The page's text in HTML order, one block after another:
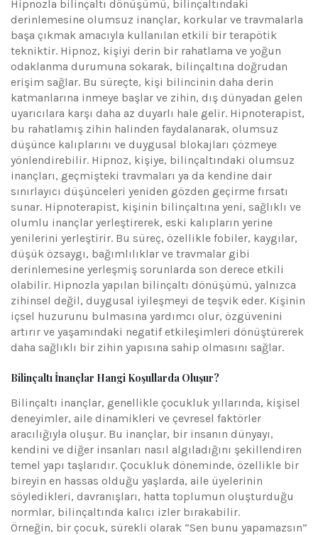
Hipnozla bilinçaltı dönüşümü, bilinçaltındaki
derinlemesine olumsuz inançlar, korkular ve travmalarla
başa çıkmak amacıyla kullanılan etkili bir terapötik
tekniktir. Hipnoz, kişiyi derin bir rahatlama ve yoğun
odaklanma durumuna sokarak, bilinçaltına doğrudan
erişim sağlar. Bu süreçte, kişi bilincinin daha derin
katmanlarına inmeye başlar ve zihin, dış dünyadan gelen
uyarıcılara karşı daha az duyarlı hale gelir. Hipnoterapist,
bu rahatlamış zihin halinden faydalanarak, olumsuz
düşünce kalıplarını ve duygusal blokajları çözmeye
yönlendirebilir. Hipnoz, kişiye, bilinçaltındaki olumsuz
inançları, geçmişteki travmaları ya da kendine dair
sınırlayıcı düşünceleri yeniden gözden geçirme fırsatı
sunar. Hipnoterapist, kişinin bilinçaltına yeni, sağlıklı ve
olumlu inançlar yerleştirerek, eski kalıpların yerine
yenilerini yerleştirir. Bu süreç, özellikle fobiler, kaygılar,
düşük özsaygı, bağımlılıklar ve travmalar gibi
derinlemesine yerleşmiş sorunlarda son derece etkili
olabilir. Hipnozla yapılan bilinçaltı dönüşümü, yalnızca
zihinsel değil, duygusal iyileşmeyi de teşvik eder. Kişinin
içsel huzurunu bulmasına yardımcı olur, özgüvenini
artırır ve yaşamındaki negatif etkileşimleri dönüştürerek
daha sağlıklı bir zihin yapısına sahip olmasını sağlar.
Bilinçaltı İnançlar Hangi Koşullarda Oluşur?
Bilinçaltı inançlar, genellikle çocukluk yıllarında, kişisel
deneyimler, aile dinamikleri ve çevresel faktörler
aracılığıyla oluşur. Bu inançlar, bir insanın dünyayı,
kendini ve diğer insanları nasıl algıladığını şekillendiren
temel yapı taşlarıdır. Çocukluk döneminde, özellikle bir
bireyin en hassas olduğu yaşlarda, aile üyelerinin
söyledikleri, davranışları, hatta toplumun oluşturduğu
normlar, bilinçaltında kalıcı izler bırakabilir.
Örneğin, bir çocuk, sürekli olarak “Sen bunu yapamazsın”